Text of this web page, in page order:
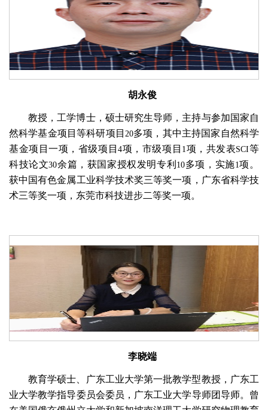
胡永俊
教授，工学博士，硕士研究生导师，主持与参加国家自
然科学基金项目等科研项目 20多项，其中主持国家自然科学
基金项目一项，省级项目4项，市级项目 1项，共发表SCI等
科技论文30余篇，获国家授权发明专利 10多项，实施1项。
获中国有色金属工业科学技术奖三等奖一项，广东省科学技
术三等奖一项，东莞市科技进步二等奖一项。
李晓端
教育学硕士、广东工业大学第一批教学型教授，广东工
业大学教学指导委员会委员，广东工业大学导师团导师。曾